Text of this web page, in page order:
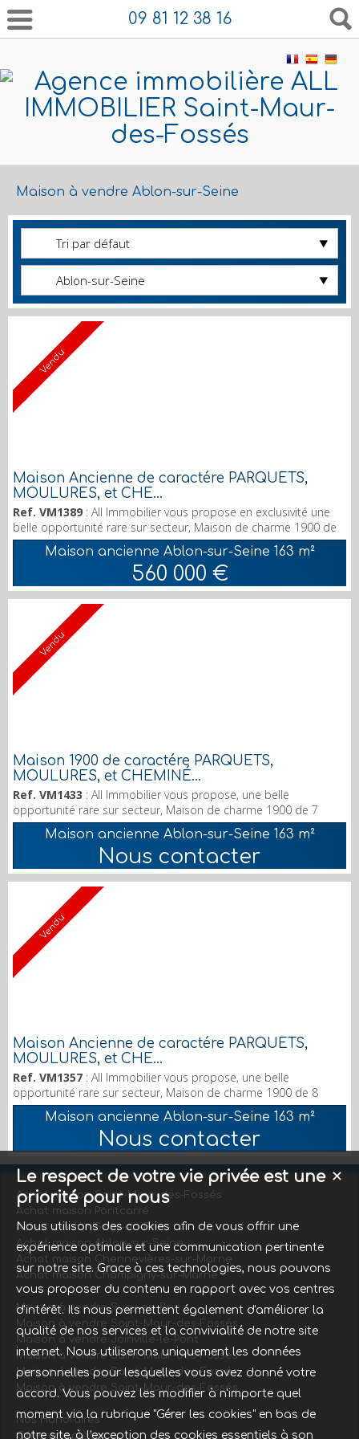
09 81 12 38 16
Maison à vendre Ablon-sur-Seine
Tri par défaut
Ablon-sur-Seine
Vendu
Maison Ancienne de caractére PARQUETS,
MOULURES, et CHE...
Ref. VM1389 : All Immobilier vous propose en exclusivité une
belle opportunité rare sur secteur, Maison de charme 1900 de
8 Pieces pour une surface de 163 M2 (surface au sol 275 m2)
édifiée sur un terrain de 582M2. Maison mitoyenne élevée sur
sous-sol, cave. Parquets, Moulures et Cheminées. Au RDC,
surélevé, un Salon, une Salle a manger et une Cuisine A l' étage
3 chambres, une Salle de bains, un...
Maison ancienne Ablon-sur-Seine 163 m²
560 000 €
Vendu
Maison 1900 de caractére PARQUETS,
MOULURES, et CHEMINÉ...
Ref. VM1433 : All Immobilier vous propose, une belle
opportunité rare sur secteur, Maison de charme 1900 de 7
Pieces pour une surface de 163 M2 (surface au sol 275 m2)
édifiée sur un terrain de 582M2. Maison élevée sur sous-sol,
cave. Parquets, Moulures et Cheminées. Au RDC, surélevé, une
entrée, un Salon, une Salle a manger et une Cuisine A l' étage 2
chambres, une Salle de bains, un WC et deu...
Maison ancienne Ablon-sur-Seine 163 m²
Nous contacter
Vendu
Maison Ancienne de caractére PARQUETS,
MOULURES, et CHE...
Ref. VM1357 : All Immobilier vous propose, une belle
opportunité rare sur secteur, Maison de charme 1900 de 8
Pieces pour une surface de 163 M2 (surface au sol 275 m2)
édifiée sur un terrain de 582M2. Maison mitoyenne élevée sur
sous-sol, cave. Parquets, Moulures et Cheminées. Au RDC,
surélevé, un Salon, une Salle a manger et une Cuisine A l' étage
3 chambres, une Salle de bains, un WC et deux pe...
Maison ancienne Ablon-sur-Seine 163 m²
Nous contacter
Achat maison Saint-Maur-des-Fossés
Achat maison Pontcarré
Achat maison Sucy-en-Brie
Achat maison Ablon-sur-Seine
Achat maison Chennevières-sur-Marne
Achat maison Champigny-sur-Marne
Maison à vendre Sucy-en-Brie
Maison à vendre Saint-Maur-des-Fossés
Maison à vendre Joinville-le-Pont
Maison à vendre Saint-Maur-des-Fossés
Maison à vendre Saint-Maur-des-Fossés
Maison à vendre Saint-Maur-des-Fossés
Nos Honoraires
Offre complète
✕
Le respect de votre vie privée est une
priorité pour nous
Nous utilisons des cookies afin de vous offrir une
expérience optimale et une communication pertinente
sur notre site. Grace à ces technologies, nous pouvons
vous proposer du contenu en rapport avec vos centres
d'intérêt. Ils nous permettent également d'améliorer la
qualité de nos services et la convivialité de notre site
internet. Nous utiliserons uniquement les données
personnelles pour lesquelles vous avez donné votre
accord. Vous pouvez les modifier à n'importe quel
moment via la rubrique "Gérer les cookies" en bas de
notre site, à l'exception des cookies essentiels à son